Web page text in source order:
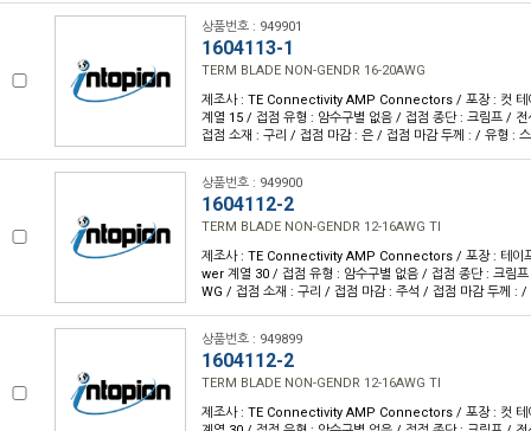
상품번호 : 949901
1604113-1
TERM BLADE NON-GENDR 16-20AWG
제조사 : TE Connectivity AMP Connectors / 포장 : 컷
계열 15 / 접점 유형 : 암수구별 없음 / 접점 종단 : 크림프 /
접점 소재 : 구리 / 접점 마감 : 은 / 접점 마감 두께 : / 유형 :
상품번호 : 949900
1604112-2
TERM BLADE NON-GENDR 12-16AWG TI
제조사 : TE Connectivity AMP Connectors / 포장 : 테이
wer 계열 30 / 접점 유형 : 암수구별 없음 / 접점 종단 : 크림
WG / 접점 소재 : 구리 / 접점 마감 : 주석 / 접점 마감 두께 : /
상품번호 : 949899
1604112-2
TERM BLADE NON-GENDR 12-16AWG TI
제조사 : TE Connectivity AMP Connectors / 포장 : 컷